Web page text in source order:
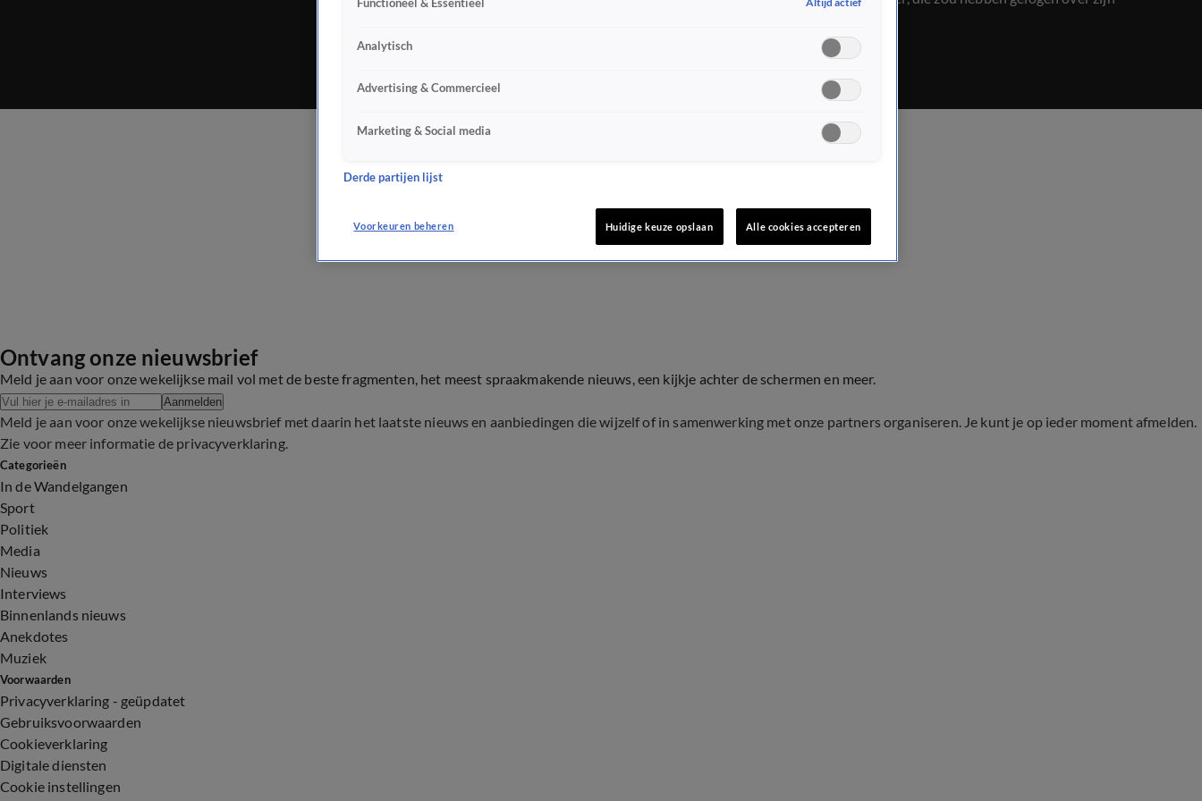
Ontvang onze nieuwsbrief
Meld je aan voor onze wekelijkse mail vol met de beste fragmenten, het meest spraakmakende nieuws, een kijkje achter de schermen en meer.
Aanmelden
Meld je aan voor onze wekelijkse nieuwsbrief met daarin het laatste nieuws en aanbiedingen die wijzelf of in samenwerking met onze partners organiseren. Je kunt je op ieder moment afmelden.
Zie voor meer informatie de privacyverklaring.
Categorieën
In de Wandelgangen
Sport
Politiek
Media
Nieuws
Interviews
Binnenlands nieuws
Anekdotes
Muziek
Voorwaarden
Privacyverklaring - geüpdatet
Gebruiksvoorwaarden
Cookieverklaring
Digitale diensten
Cookie instellingen
Functioneel & Essentieel
Analytisch
Advertising & Commercieel
Marketing & Social media
Derde partijen lijst
Voorkeuren beheren Huidige keuze opslaan Alle cookies accepteren